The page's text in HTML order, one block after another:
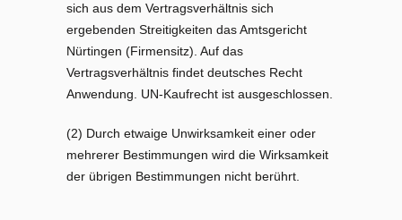
sich aus dem Vertragsverhältnis sich
ergebenden Streitigkeiten das Amtsgericht
Nürtingen (Firmensitz). Auf das
Vertragsverhältnis findet deutsches Recht
Anwendung. UN-Kaufrecht ist ausgeschlossen.
(2) Durch etwaige Unwirksamkeit einer oder
mehrerer Bestimmungen wird die Wirksamkeit
der übrigen Bestimmungen nicht berührt.